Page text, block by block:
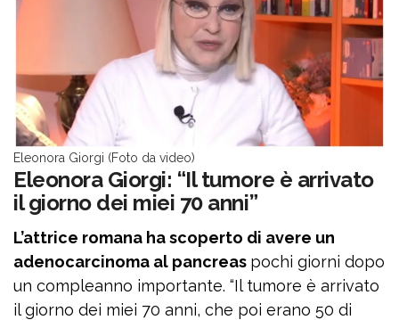
Eleonora Giorgi (Foto da video)
Eleonora Giorgi: “Il tumore è arrivato
il giorno dei miei 70 anni”
L’attrice romana ha scoperto di avere un
adenocarcinoma al pancreas pochi giorni dopo
un compleanno importante. “Il tumore è arrivato
il giorno dei miei 70 anni, che poi erano 50 di